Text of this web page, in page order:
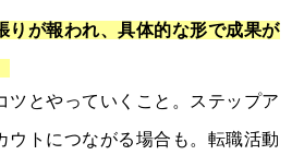
りが報われ、具体的な形で成果が
ツとやっていくこと。ステップア
ウトにつながる場合も。転職活動